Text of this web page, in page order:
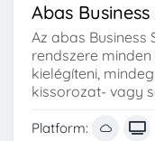
Abas
Az abas Business
rendszere
kielégíteni,
kissorozat- vagy
Platform: